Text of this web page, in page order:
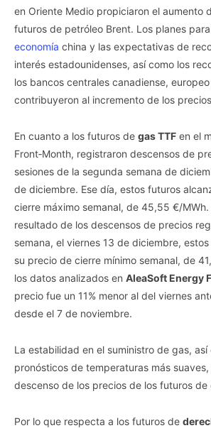
en Oriente Medio propiciaron el aumento
futuros de petróleo Brent. Los planes
economía china y las expectativas de
interés estadounidenses, así como los
los bancos centrales canadiense,
contribuyeron al incremento de los
En cuanto a los futuros de gas TTF en el
Front‑Month, registraron descensos de
sesiones de la segunda semana de
de diciembre. Ese día, estos futuros
cierre máximo semanal, de 45,55 €/
resultado de los descensos de precios
semana, el viernes 13 de diciembre,
su precio de cierre mínimo semanal, de
los datos analizados en AleaSoft Energy
precio fue un 11% menor al del viernes
desde el 7 de noviembre.
La estabilidad en el suministro de gas, así
pronósticos de temperaturas más
descenso de los precios de los futuros de
Por lo que respecta a los futuros de